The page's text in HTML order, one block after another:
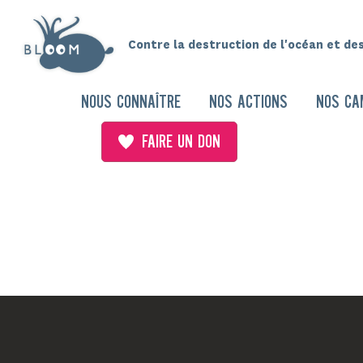
Contre la destruction de l'océan et
NOUS CONNAÎTRE NOS ACTIONS NOS
FAIRE UN DON